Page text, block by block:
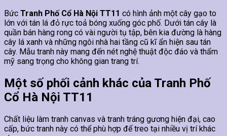
Bức Tranh Phố Cổ Hà Nội TT11 có hình ảnh một cây gạo to
lớn với tán lá đỏ rực toả bóng xuống góc phố. Dưới tán cây là
quần bán hàng rong có vài người tụ tập, bên kia đường là hàng
cây lá xanh và những ngôi nhà hai tầng cũ kĩ ẩn hiện sau tán
cây. Mẫu tranh này mang đến nét nghệ thuật độc đáo và thẩm
mỹ sang trọng cho không gian trang trí.
Một số phối cảnh khác của Tranh Phố
Cổ Hà Nội TT11
Chất liệu làm tranh canvas và tranh tráng gương hiện đại, cao
cấp, bức tranh này có thể phù hợp để treo tại nhiều vị trí khác